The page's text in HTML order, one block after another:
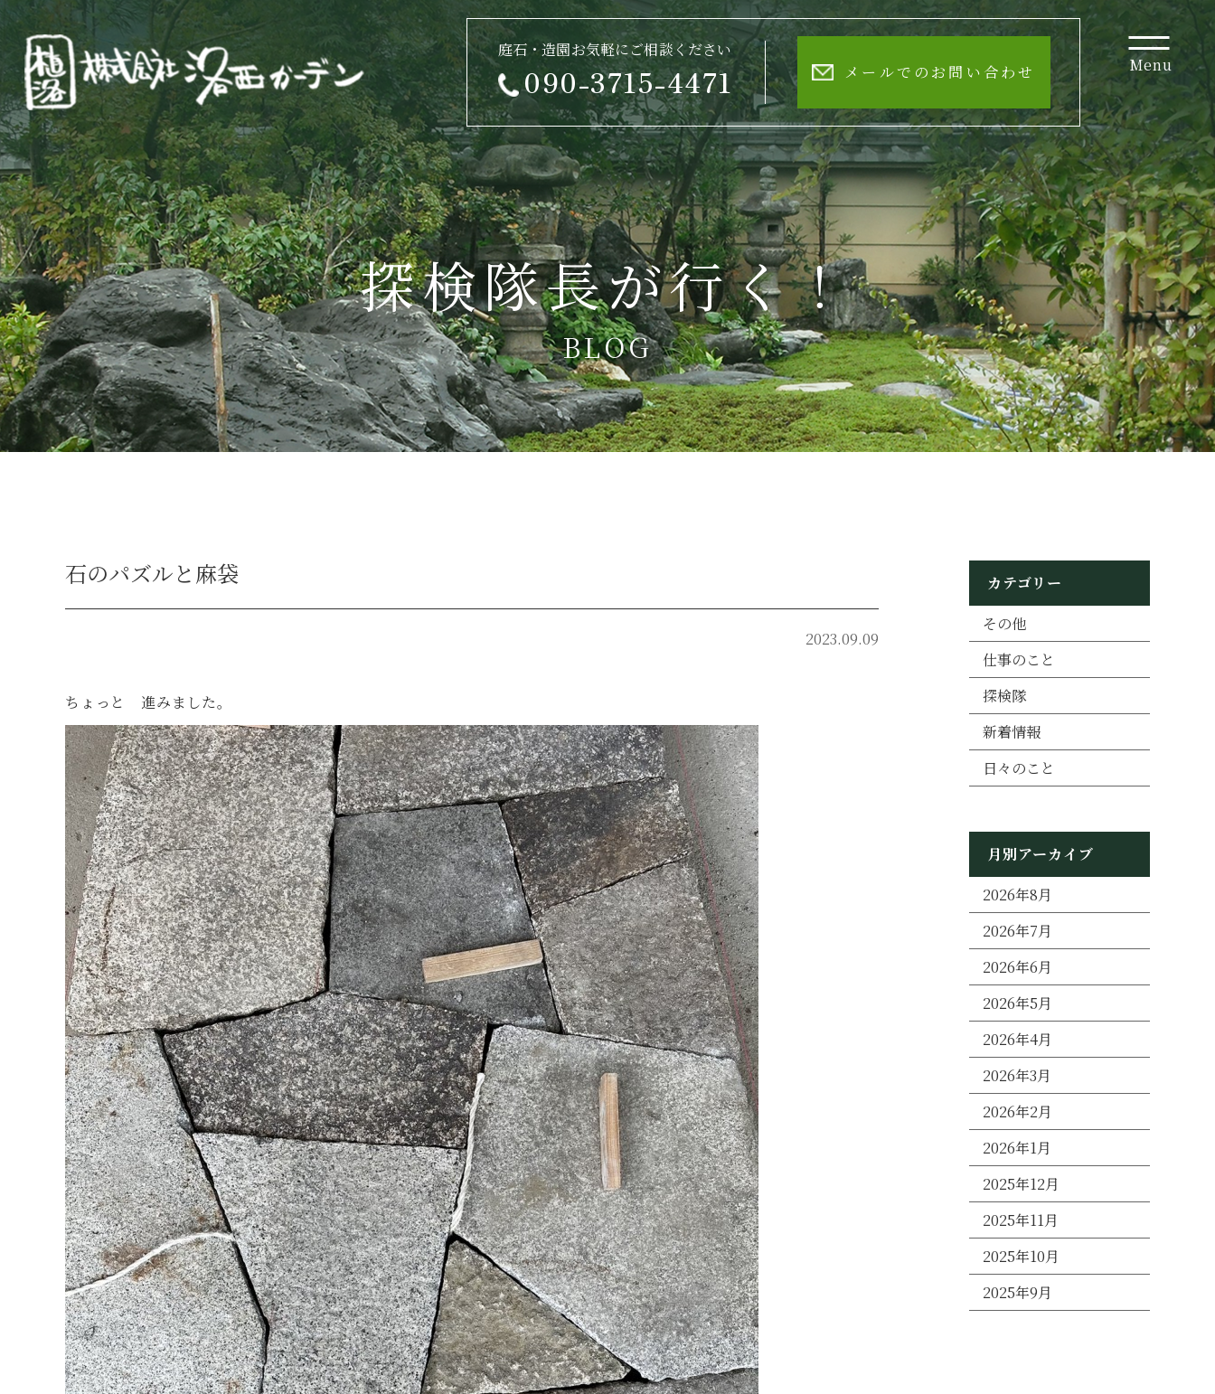
庭石・造園お気軽にご相談ください
090-3715-4471 メールでのお問い合わせ Menu
探検隊長が行く！
BLOG
石のパズルと麻袋
2023.09.09
ちょっと 進みました。
カテゴリー
その他
仕事のこと
探検隊
新着情報
日々のこと
月別アーカイブ
2026年8月
2026年7月
2026年6月
2026年5月
2026年4月
2026年3月
2026年2月
2026年1月
2025年12月
2025年11月
2025年10月
2025年9月